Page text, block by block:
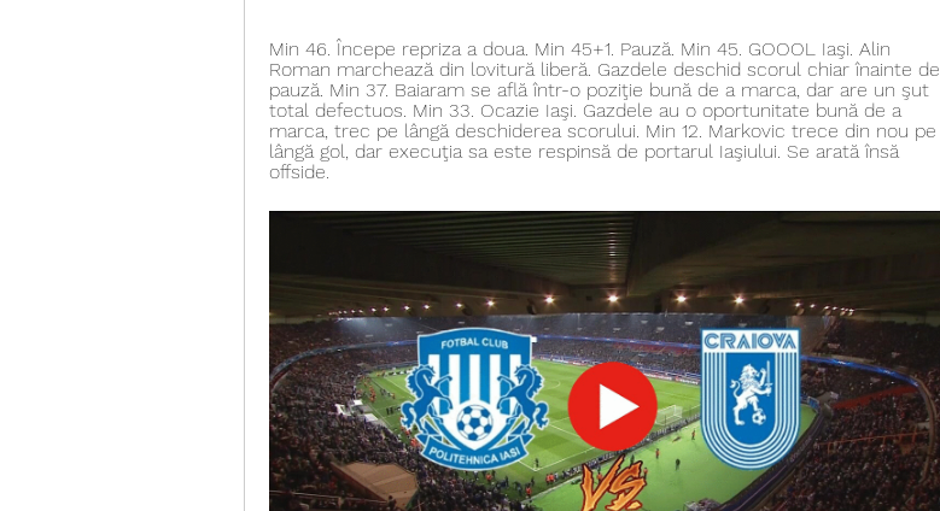
Min 46. Începe repriza a doua. Min 45+1. Pauză. Min 45. GOOOL Iaşi. Alin
Roman marchează din lovitură liberă. Gazdele deschid scorul chiar înainte de
pauză. Min 37. Baiaram se află într-o poziţie bună de a marca, dar are un şut
total defectuos. Min 33. Ocazie Iaşi. Gazdele au o oportunitate bună de a
marca, trec pe lângă deschiderea scorului. Min 12. Markovic trece din nou pe
lângă gol, dar execuţia sa este respinsă de portarul Iaşiului. Se arată însă
offside.